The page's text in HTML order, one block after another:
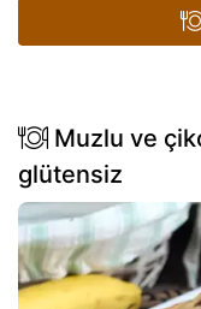
Muzlu ve
glütensiz